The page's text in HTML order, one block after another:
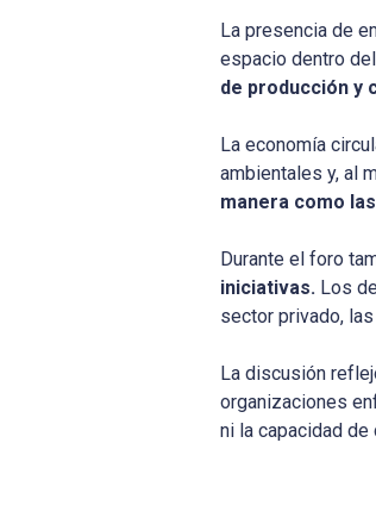
La presencia de
espacio dentro
de producción y
La economía
ambientales y, al
manera como
Durante el foro
iniciativas.Los
sector privado,
La discusión
organizaciones
ni la capacidad de